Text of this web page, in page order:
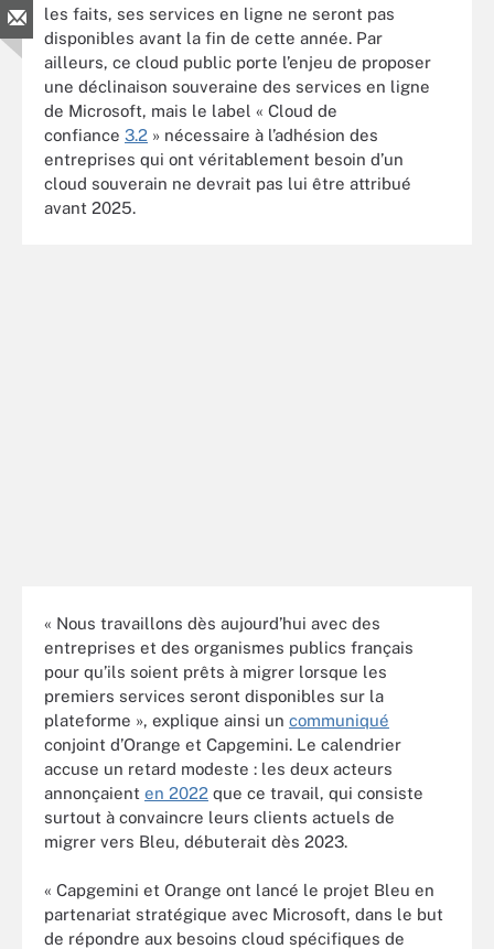
les faits, ses services en ligne ne seront pas
disponibles avant la fin de cette année. Par
ailleurs, ce cloud public porte l’enjeu de proposer
une déclinaison souveraine des services en ligne
de Microsoft, mais le label « Cloud de
confiance 3.2 » nécessaire à l’adhésion des
entreprises qui ont véritablement besoin d’un
cloud souverain ne devrait pas lui être attribué
avant 2025.
« Nous travaillons dès aujourd’hui avec des
entreprises et des organismes publics français
pour qu’ils soient prêts à migrer lorsque les
premiers services seront disponibles sur la
plateforme », explique ainsi un communiqué
conjoint d’Orange et Capgemini. Le calendrier
accuse un retard modeste : les deux acteurs
annonçaient en 2022 que ce travail, qui consiste
surtout à convaincre leurs clients actuels de
migrer vers Bleu, débuterait dès 2023.
« Capgemini et Orange ont lancé le projet Bleu en
partenariat stratégique avec Microsoft, dans le but
de répondre aux besoins cloud spécifiques de